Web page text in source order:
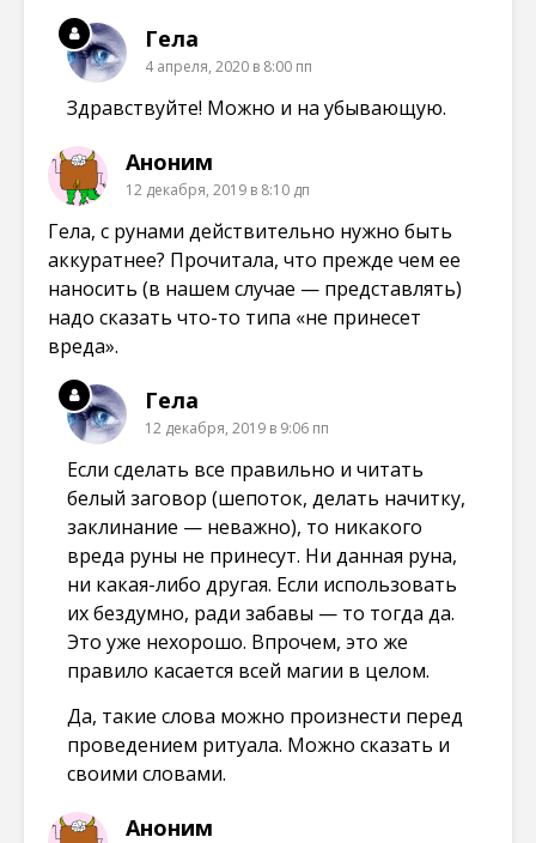
Гела
4 апреля, 2020 в 8:00 пп
Здравствуйте! Можно и на убывающую.
Аноним
12 декабря, 2019 в 8:10 дп
Гела, с рунами действительно нужно быть
аккуратнее? Прочитала, что прежде чем ее
наносить (в нашем случае — представлять)
надо сказать что-то типа «не принесет
вреда».
Гела
12 декабря, 2019 в 9:06 пп
Если сделать все правильно и читать
белый заговор (шепоток, делать начитку,
заклинание — неважно), то никакого
вреда руны не принесут. Ни данная руна,
ни какая-либо другая. Если использовать
их бездумно, ради забавы — то тогда да.
Это уже нехорошо. Впрочем, это же
правило касается всей магии в целом.
Да, такие слова можно произнести перед
проведением ритуала. Можно сказать и
своими словами.
Аноним